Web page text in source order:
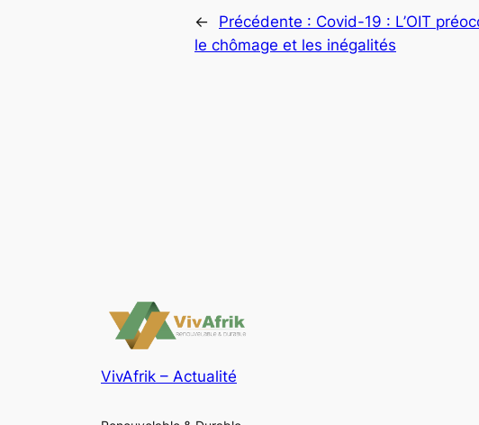
← Précédente : Covid-19 : L’OIT
le chômage et les inégalités
VivAfrik – Actualité